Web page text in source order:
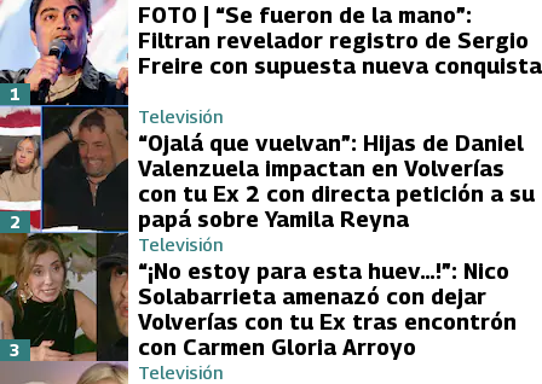
FOTO | “Se fueron de la mano”:
Filtran revelador registro de Sergio
Freire con supuesta nueva conquista
1
Televisión
“Ojalá que vuelvan”: Hijas de Daniel
Valenzuela impactan en Volverías
con tu Ex 2 con directa petición a su
papá sobre Yamila Reyna
2
Televisión
“¡No estoy para esta huev…!”: Nico
Solabarrieta amenazó con dejar
Volverías con tu Ex tras encontrón
con Carmen Gloria Arroyo
3
Televisión